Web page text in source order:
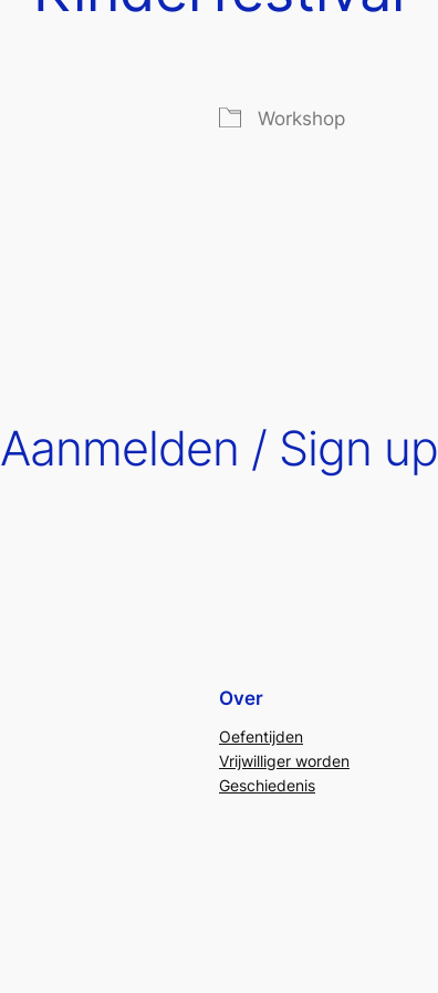
Workshop
Aanmelden / Sign up
Over
Oefentijden
Vrijwilliger worden
Geschiedenis